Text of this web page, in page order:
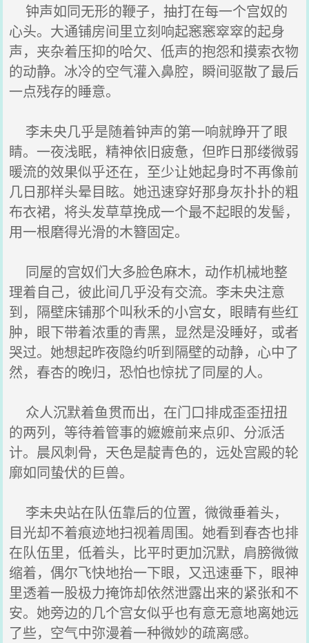
钟声如同无形的鞭子，抽打在每一个宫奴的
心头。大通铺房间里立刻响起窸窸窣窣的起身
声，夹杂着压抑的哈欠、低声的抱怨和摸索衣物
的动静。冰冷的空气灌入鼻腔，瞬间驱散了最后
一点残存的睡意。
李未央几乎是随着钟声的第一响就睁开了眼
睛。一夜浅眠，精神依旧疲惫，但昨日那缕微弱
暖流的效果似乎还在，至少让她起身时不再像前
几日那样头晕目眩。她迅速穿好那身灰扑扑的粗
布衣裙，将头发草草挽成一个最不起眼的发髻，
用一根磨得光滑的木簪固定。
同屋的宫奴们大多脸色麻木，动作机械地整
理着自己，彼此间几乎没有交流。李未央注意
到，隔壁床铺那个叫秋禾的小宫女，眼睛有些红
肿，眼下带着浓重的青黑，显然是没睡好，或者
哭过。她想起昨夜隐约听到隔壁的动静，心中了
然，春杏的晚归，恐怕也惊扰了同屋的人。
众人沉默着鱼贯而出，在门口排成歪歪扭扭
的两列，等待着管事的嬷嬷前来点卯、分派活
计。晨风刺骨，天色是靛青色的，远处宫殿的轮
廓如同蛰伏的巨兽。
李未央站在队伍靠后的位置，微微垂着头，
目光却不着痕迹地扫视着周围。她看到春杏也排
在队伍里，低着头，比平时更加沉默，肩膀微微
缩着，偶尔飞快地抬一下眼，又迅速垂下，眼神
里透着一股极力掩饰却依然泄露出来的紧张和不
安。她旁边的几个宫女似乎也有意无意地离她远
了些，空气中弥漫着一种微妙的疏离感。